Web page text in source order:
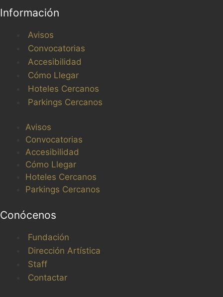
Información
Avisos
Convocatorias
Accesibilidad
Cómo Llegar
Hoteles Cercanos
Parkings Cercanos
Avisos
Convocatorias
Accesibilidad
Cómo Llegar
Hoteles Cercanos
Parkings Cercanos
Conócenos
Fundación
Dirección Artística
Staff
Contactar